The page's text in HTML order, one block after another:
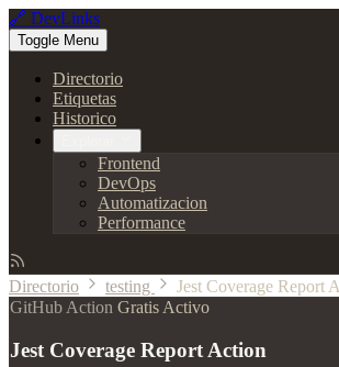
🔗 DevLinks
Toggle Menu
Directorio
Etiquetas
Historico
Frontend
DevOps
Automatizacion
Performance
Directorio testing
Jest Coverage Report
GitHub Action Gratis Activo
Jest Coverage Report Action